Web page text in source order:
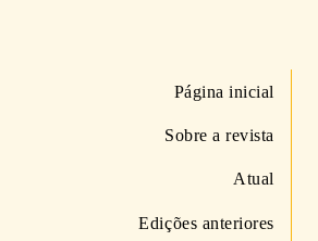
Página inicial
Sobre a revista
Atual
Edições anteriores